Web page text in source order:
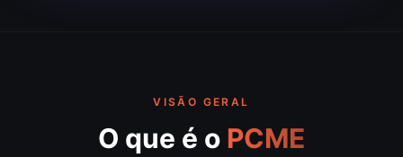
VISÃO GERAL
O que é o PCME